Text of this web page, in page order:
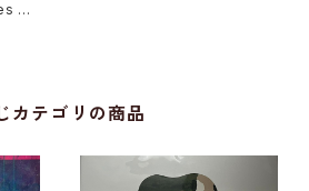
Of
カテゴリの商品